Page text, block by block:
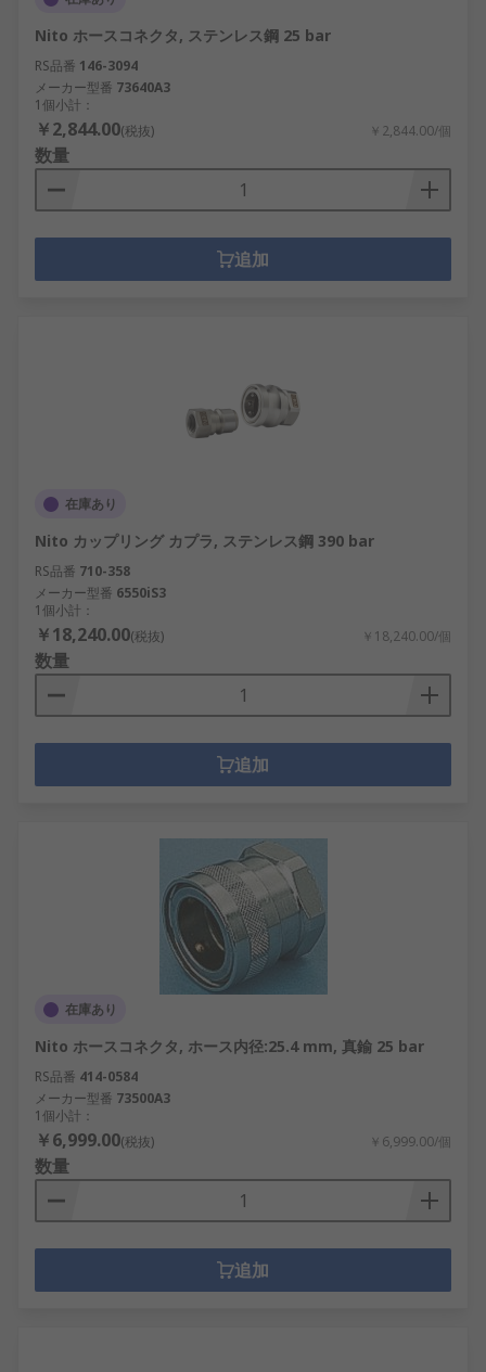
Nito ホースコネクタ, ステンレス鋼 25 bar
RS品番 146-3094
メーカー型番 73640A3
1個小計：
￥2,844.00(税抜) ￥2,844.00/個
数量
追加
在庫あり
Nito カップリング カプラ, ステンレス鋼 390 bar
RS品番 710-358
メーカー型番 6550iS3
1個小計：
￥18,240.00(税抜) ￥18,240.00/個
数量
追加
在庫あり
Nito ホースコネクタ, ホース内径:25.4 mm, 真鍮 25 bar
RS品番 414-0584
メーカー型番 73500A3
1個小計：
￥6,999.00(税抜) ￥6,999.00/個
数量
追加